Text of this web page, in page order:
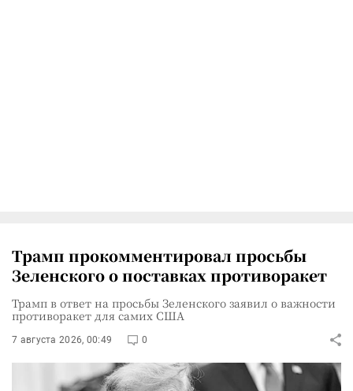
Трамп прокомментировал просьбы
Зеленского о поставках противоракет
Трамп в ответ на просьбы Зеленского заявил о важности
противоракет для самих США
7 августа 2026, 00:49 0